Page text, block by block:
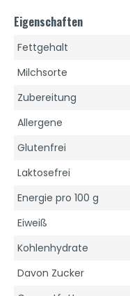
Eigenschaften
Fettgehalt
Milchsorte
Zubereitung
Allergene
Glutenfrei
Laktosefrei
Energie pro 100 g
Eiweiß
Kohlenhydrate
Davon Zucker